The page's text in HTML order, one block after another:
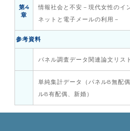
第4
章
情報社会と不安－現代女性のイ
ネットと電子メールの利用－
参考資料
パネル調査データ関連論文リスト
単純集計データ（パネル8無配
ル8有配偶、新婚）